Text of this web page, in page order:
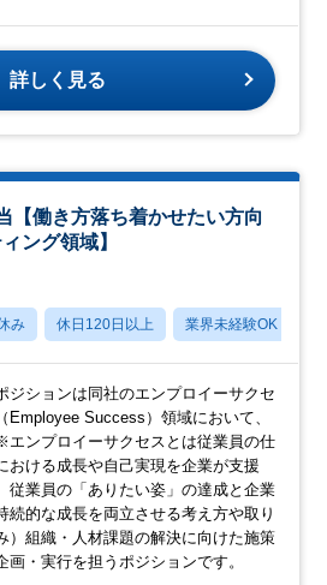
詳しく見る
【働き方落ち着かせたい方向
ング領域】
み 休日120日以上 業界未経験OK
ジションは同社のエンプロイーサクセ
Employee Success）領域において、
※エンプロイーサクセスとは従業員の仕
おける成長や自己実現を企業が支援
従業員の「ありたい姿」の達成と企業
続的な成長を両立させる考え方や取り
）組織・人材課題の解決に向けた施策
画・実行を担うポジションです。